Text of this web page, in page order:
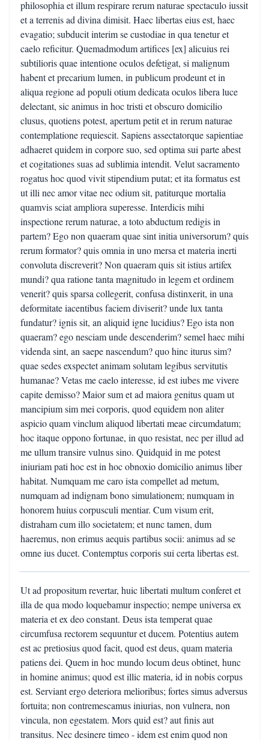
philosophia et illum respirare rerum naturae spectaculo iussit
et a terrenis ad divina dimisit. Haec libertas eius est, haec
evagatio; subducit interim se custodiae in qua tenetur et
caelo reficitur. Quemadmodum artifices [ex] alicuius rei
subtilioris quae intentione oculos defetigat, si malignum
habent et precarium lumen, in publicum prodeunt et in
aliqua regione ad populi otium dedicata oculos libera luce
delectant, sic animus in hoc tristi et obscuro domicilio
clusus, quotiens potest, apertum petit et in rerum naturae
contemplatione requiescit. Sapiens assectatorque sapientiae
adhaeret quidem in corpore suo, sed optima sui parte abest
et cogitationes suas ad sublimia intendit. Velut sacramento
rogatus hoc quod vivit stipendium putat; et ita formatus est
ut illi nec amor vitae nec odium sit, patiturque mortalia
quamvis sciat ampliora superesse. Interdicis mihi
inspectione rerum naturae, a toto abductum redigis in
partem? Ego non quaeram quae sint initia universorum? quis
rerum formator? quis omnia in uno mersa et materia inerti
convoluta discreverit? Non quaeram quis sit istius artifex
mundi? qua ratione tanta magnitudo in legem et ordinem
venerit? quis sparsa collegerit, confusa distinxerit, in una
deformitate iacentibus faciem diviserit? unde lux tanta
fundatur? ignis sit, an aliquid igne lucidius? Ego ista non
quaeram? ego nesciam unde descenderim? semel haec mihi
videnda sint, an saepe nascendum? quo hinc iturus sim?
quae sedes exspectet animam solutam legibus servitutis
humanae? Vetas me caelo interesse, id est iubes me vivere
capite demisso? Maior sum et ad maiora genitus quam ut
mancipium sim mei corporis, quod equidem non aliter
aspicio quam vinclum aliquod libertati meae circumdatum;
hoc itaque oppono fortunae, in quo resistat, nec per illud ad
me ullum transire vulnus sino. Quidquid in me potest
iniuriam pati hoc est in hoc obnoxio domicilio animus liber
habitat. Numquam me caro ista compellet ad metum,
numquam ad indignam bono simulationem; numquam in
honorem huius corpusculi mentiar. Cum visum erit,
distraham cum illo societatem; et nunc tamen, dum
haeremus, non erimus aequis partibus socii: animus ad se
omne ius ducet. Contemptus corporis sui certa libertas est.
Ut ad propositum revertar, huic libertati multum conferet et
illa de qua modo loquebamur inspectio; nempe universa ex
materia et ex deo constant. Deus ista temperat quae
circumfusa rectorem sequuntur et ducem. Potentius autem
est ac pretiosius quod facit, quod est deus, quam materia
patiens dei. Quem in hoc mundo locum deus obtinet, hunc
in homine animus; quod est illic materia, id in nobis corpus
est. Serviant ergo deteriora melioribus; fortes simus adversus
fortuita; non contremescamus iniurias, non vulnera, non
vincula, non egestatem. Mors quid est? aut finis aut
transitus. Nec desinere timeo - idem est enim quod non